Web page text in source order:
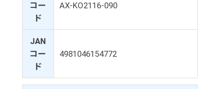
コー
ド
AX-KO2116-090
JAN
コー
ド
4981046154772